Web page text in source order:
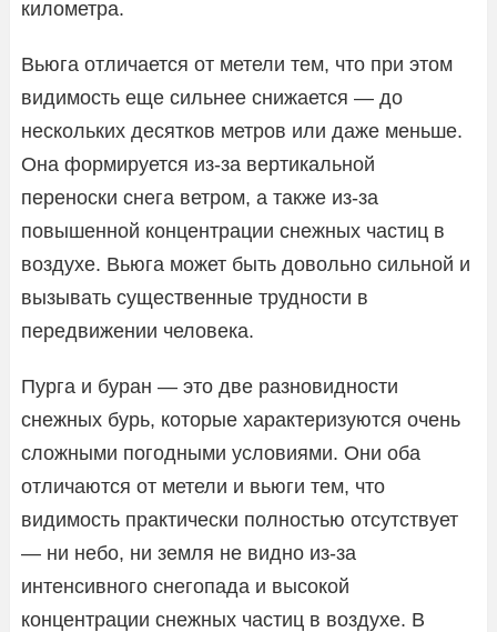
километра.
Вьюга отличается от метели тем, что при этом
видимость еще сильнее снижается — до
нескольких десятков метров или даже меньше.
Она формируется из-за вертикальной
переноски снега ветром, а также из-за
повышенной концентрации снежных частиц в
воздухе. Вьюга может быть довольно сильной и
вызывать существенные трудности в
передвижении человека.
Пурга и буран — это две разновидности
снежных бурь, которые характеризуются очень
сложными погодными условиями. Они оба
отличаются от метели и вьюги тем, что
видимость практически полностью отсутствует
— ни небо, ни земля не видно из-за
интенсивного снегопада и высокой
концентрации снежных частиц в воздухе. В